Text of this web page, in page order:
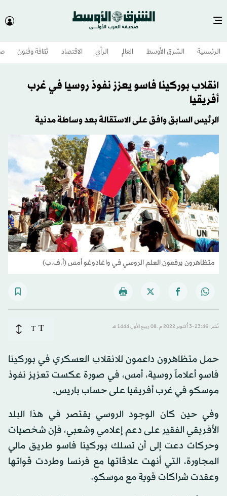
الرئيسية الشرق الأوسط​ العالم الرأي الاقتصاد ثقافة وفنون
انقلاب بوركينا فاسو يعزز نفوذ روسيا في غرب
أفريقيا
الرئيس السابق وافق على الاستقالة بعد وساطة مدنية
متظاهرون يرفعون العلم الروسي في واغادوغو أمس (أ.ف.ب)
نُشر: 23:46-3 أكتوبر 2022 م ـ 08 ربيع الأول 1444 هـ T
T
حمل متظاهرون داعمون للانقلاب العسكري في بوركينا
فاسو أعلاماً روسية، أمس، في صورة عكست تعزيز نفوذ
موسكو في غرب أفريقيا على حساب باريس.
وفي حين كان الوجود الروسي يقتصر في هذا البلد
الأفريقي الفقير على دعم إعلامي وشعبي، فإن شخصيات
وحركات دعت إلى أن تسلك بوركينا فاسو طريق مالي
المجاورة، التي أنهت علاقاتها مع فرنسا وطردت قواتها
وعقدت شراكات قوية مع موسكو.